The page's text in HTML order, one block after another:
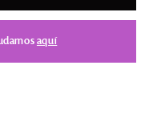
aquí